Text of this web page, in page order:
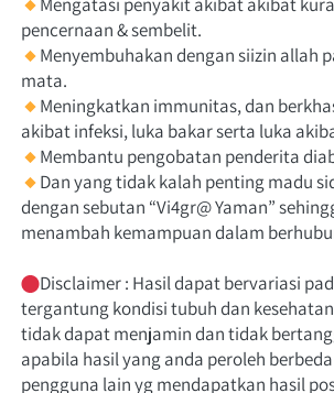
pencernaan & sembelit.
Menyembuhakan dengan siizin allah
mata.
Meningkatkan immunitas, dan
akibat infeksi, luka bakar serta luka
Membantu pengobatan penderita
Dan yang tidak kalah penting madu
dengan sebutan “Vi4gr@ Yaman”
menambah kemampuan dalam
Disclaimer : Hasil dapat bervariasi
tergantung kondisi tubuh dan
tidak dapat menjamin dan tidak
apabila hasil yang anda peroleh
pengguna lain yg mendapatkan hasil